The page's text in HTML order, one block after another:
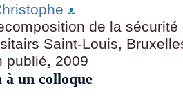
de la
Saint-Louis,
publié, 2009
à un colloque